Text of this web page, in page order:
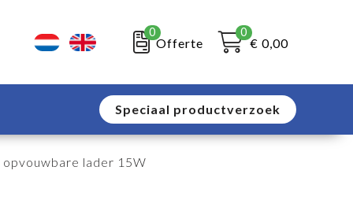
0
Offerte
0
€ 0,00
Speciaal productverzoek
lader 15W